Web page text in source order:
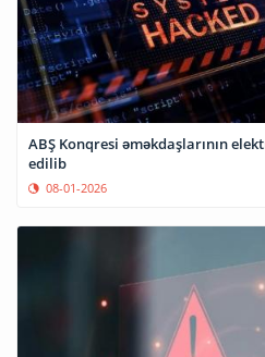
ABŞ Konqresi əməkdaşlarının
edilib
08-01-2026